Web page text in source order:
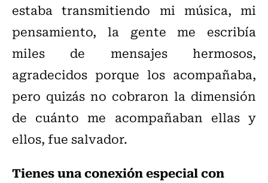
estaba transmitiendo mi música, mi
pensamiento, la gente me escribía
miles de mensajes hermosos,
agradecidos porque los acompañaba,
pero quizás no cobraron la dimensión
de cuánto me acompañaban ellas y
ellos, fue salvador.
Tienes una conexión especial con